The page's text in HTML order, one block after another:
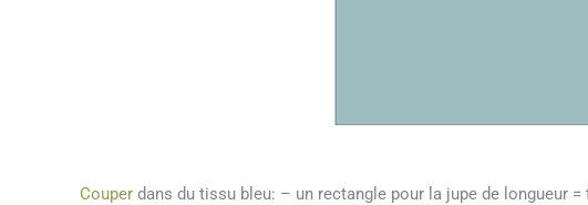
Couper dans du tissu bleu: – un rectangle pour la jupe de longueur